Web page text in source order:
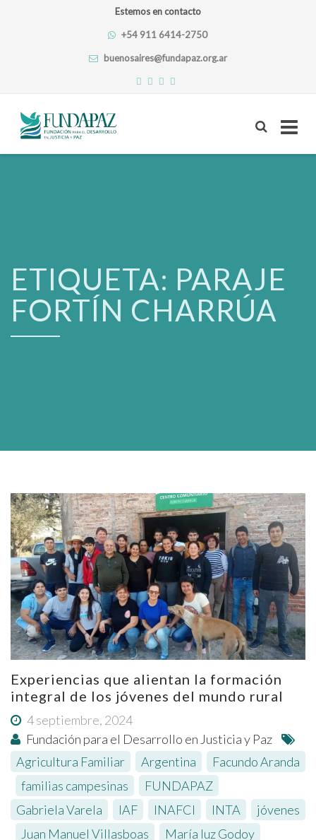
Estemos en contacto
+54 911 6414-2750
buenosaires@fundapaz.org.ar
Skip
ETIQUETA: PARAJE
FORTÍN CHARRÚA
Experiencias que alientan la formación
integral de los jóvenes del mundo rural
4 septiembre, 2024
Fundación para el Desarrollo en Justicia y Paz
Agricultura Familiar
Argentina
Facundo Aranda
familias campesinas FUNDAPAZ
Gabriela Varela
IAF INAFCI INTA
jóvenes
Juan Manuel Villasboas María luz Godoy